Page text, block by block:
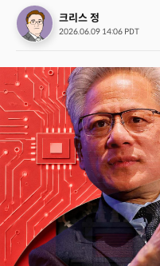
크리스 정
2026.06.09 14:06 PDT